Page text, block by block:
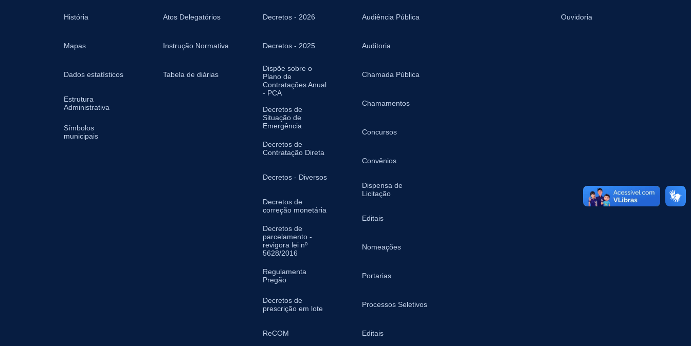
História
Mapas
Dados estatísticos
Estrutura
Administrativa
Símbolos
municipais
Atos Delegatórios
Instrução Normativa
Tabela de diárias
Decretos - 2026
Decretos - 2025
Dispõe sobre o
Plano de
Contratações Anual
- PCA
Decretos de
Situação de
Emergência
Decretos de
Contratação Direta
Decretos - Diversos
Decretos de
correção monetária
Decretos de
parcelamento -
revigora lei nº
5628/2016
Regulamenta
Pregão
Decretos de
prescrição em lote
ReCOM
Audiência Pública
Auditoria
Chamada Pública
Chamamentos
Concursos
Convênios
Dispensa de
Licitação
Editais
Nomeações
Portarias
Processos Seletivos
Editais
Ouvidoria